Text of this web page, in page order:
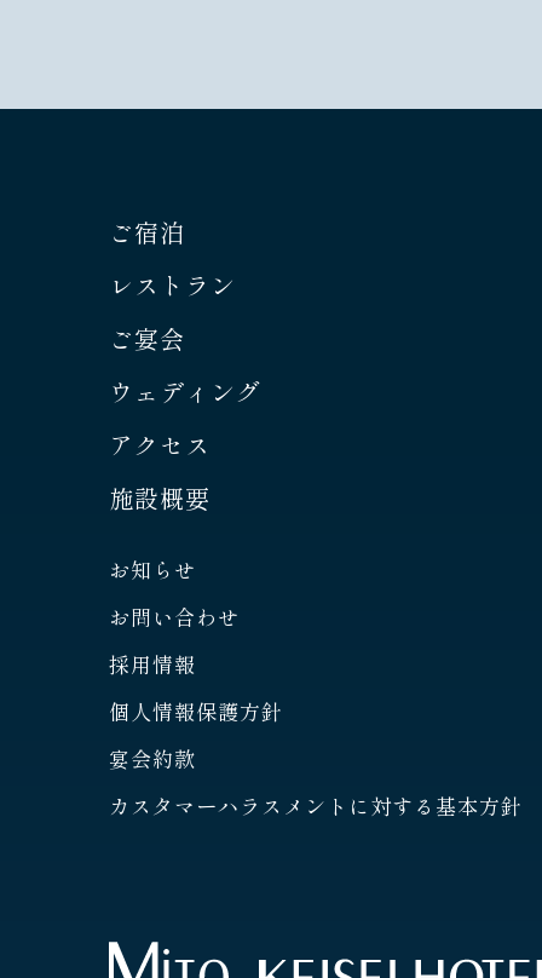
ご宿泊
レストラン
ご宴会
ウェディング
アクセス
施設概要
お知らせ
お問い合わせ
採用情報
個人情報保護方針
宴会約款
カスタマーハラスメントに対する基本方針